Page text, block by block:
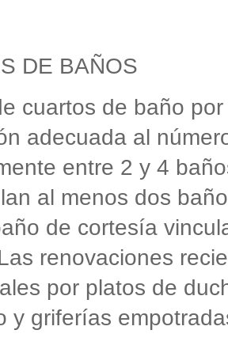
DE BAÑOS
cuartos de baño
adecuada al
entre 2 y 4
al menos dos
de cortesía
renovaciones
por platos de
y griferías